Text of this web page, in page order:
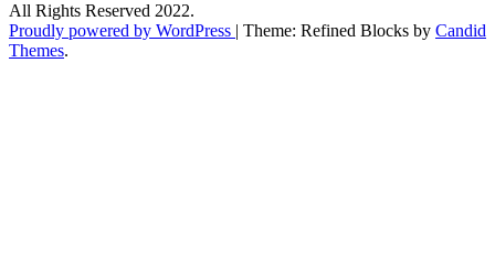
All Rights Reserved 2022.
Proudly powered by WordPress | Theme: Refined Blocks by Candid
Themes.